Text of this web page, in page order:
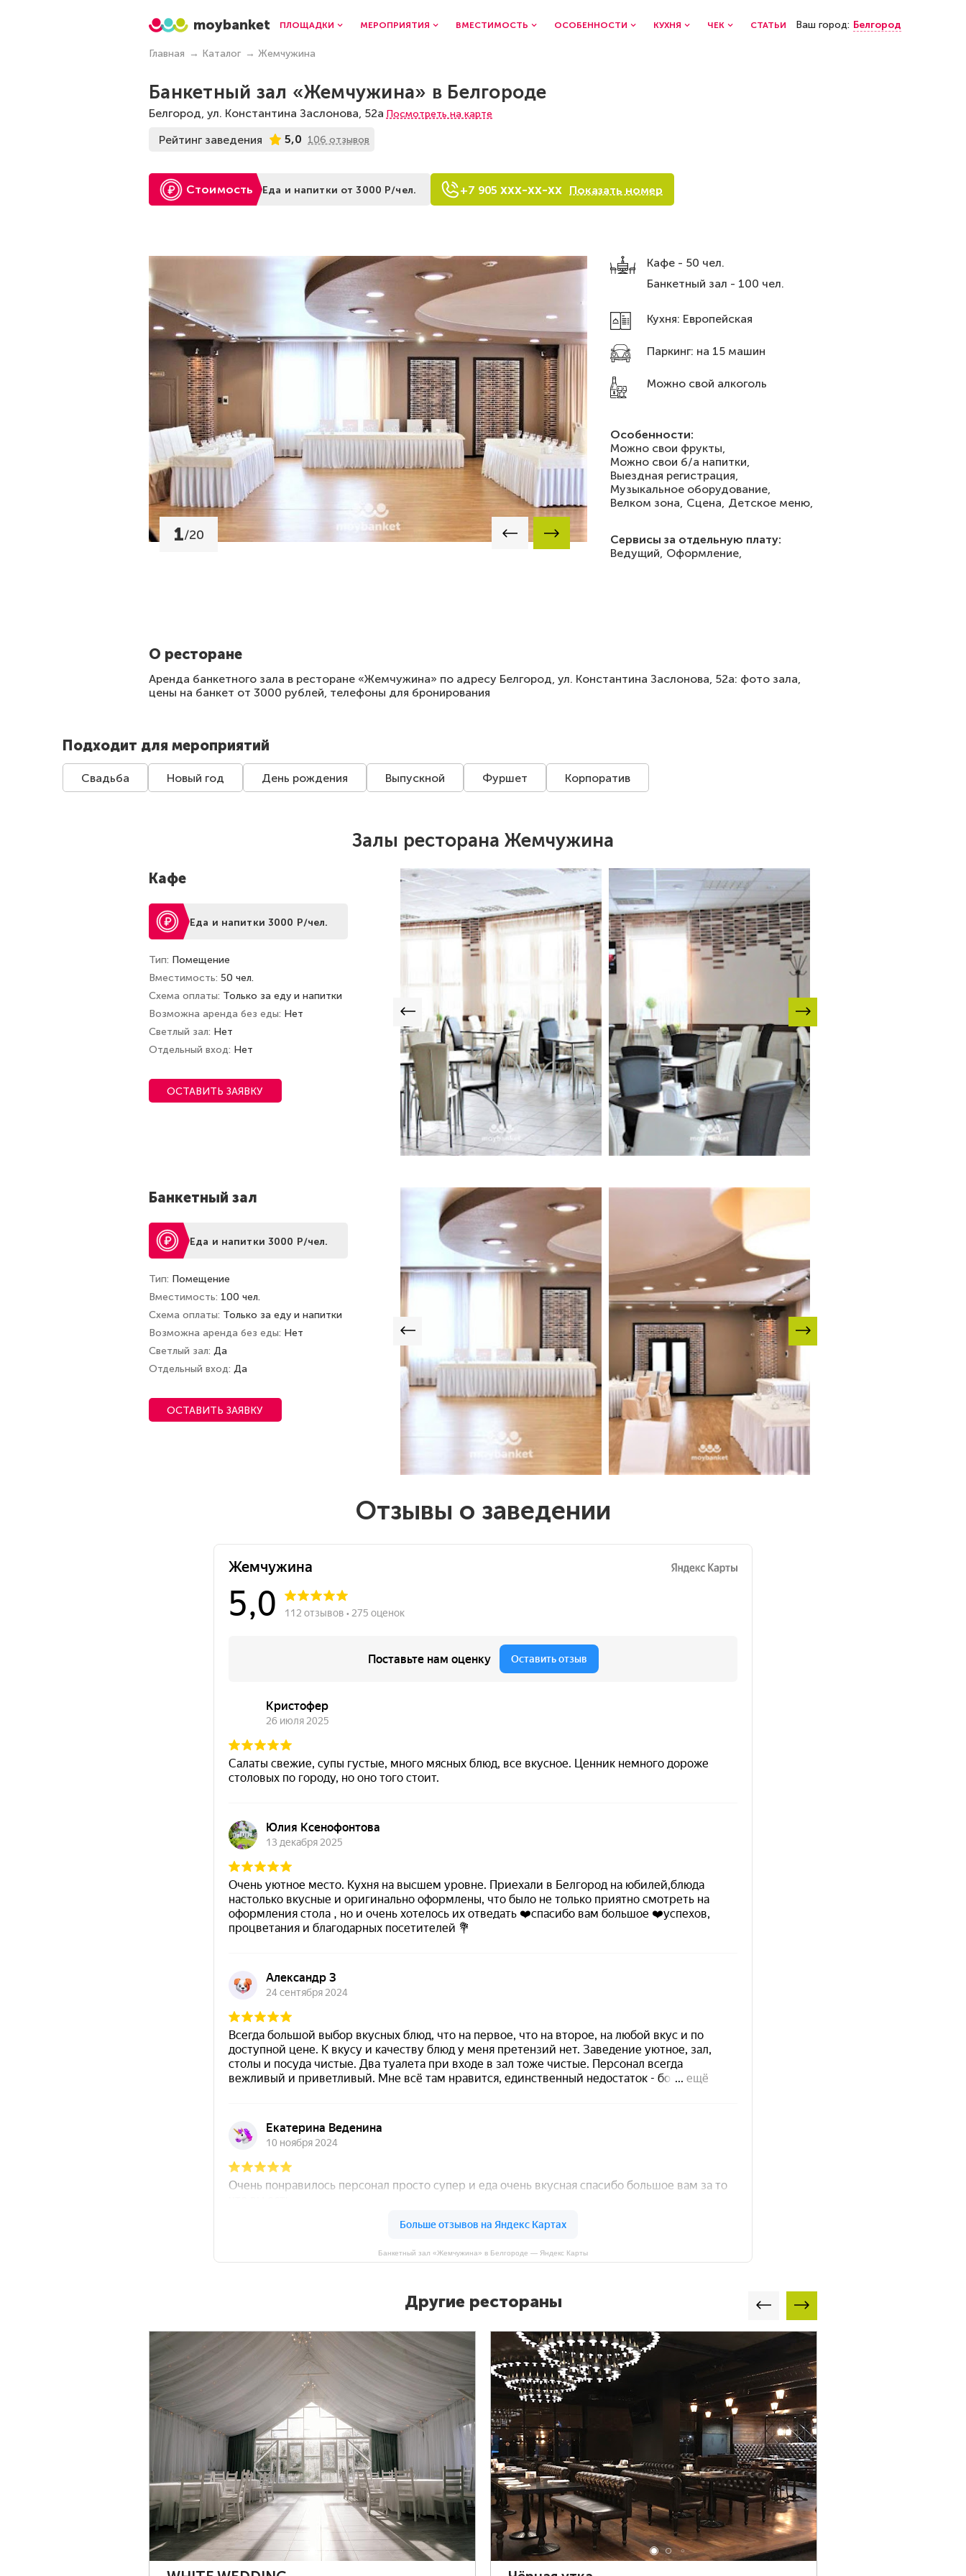
moybanket ПЛОЩАДКИ МЕРОПРИЯТИЯ ВМЕСТИМОСТЬ ОСОБЕННОСТИ КУХНЯ ЧЕК СТАТЬИ Ваш город: Белгород
Главная Каталог Жемчужина
Банкетный зал «Жемчужина» в Белгороде
Белгород, ул. Константина Заслонова, 52а Посмотреть на карте
Рейтинг заведения 5,0 106 отзывов
Стоимость Еда и напитки от 3000 Р/чел. +7 905 xxx-xx-xx Показать номер
Кафе - 50 чел.
Банкетный зал - 100 чел.
Кухня: Европейская
Паркинг: на 15 машин
Можно свой алкоголь
Особенности:
Можно свои фрукты,
Можно свои б/а напитки,
Выездная регистрация,
Музыкальное оборудование,
Велком зона, Сцена, Детское меню,
Сервисы за отдельную плату:
Ведущий, Оформление,
1/20
О ресторане
Аренда банкетного зала в ресторане «Жемчужина» по адресу Белгород, ул. Константина Заслонова, 52а: фото зала,
цены на банкет от 3000 рублей, телефоны для бронирования
Подходит для мероприятий
Свадьба Новый год День рождения Выпускной Фуршет Корпоратив
Залы ресторана Жемчужина
Кафе
Еда и напитки 3000 Р/чел.
Тип Помещение
Вместимость 50 чел.
Схема оплаты Только за еду и напитки
Возможна аренда без еды Нет
Светлый зал Нет
Отдельный вход Нет
ОСТАВИТЬ ЗАЯВКУ
Банкетный зал
Еда и напитки 3000 Р/чел.
Тип Помещение
Вместимость 100 чел.
Схема оплаты Только за еду и напитки
Возможна аренда без еды Нет
Светлый зал Да
Отдельный вход Да
ОСТАВИТЬ ЗАЯВКУ
Отзывы о заведении
Банкетный зал «Жемчужина» в Белгороде — Яндекс Карты
Другие рестораны